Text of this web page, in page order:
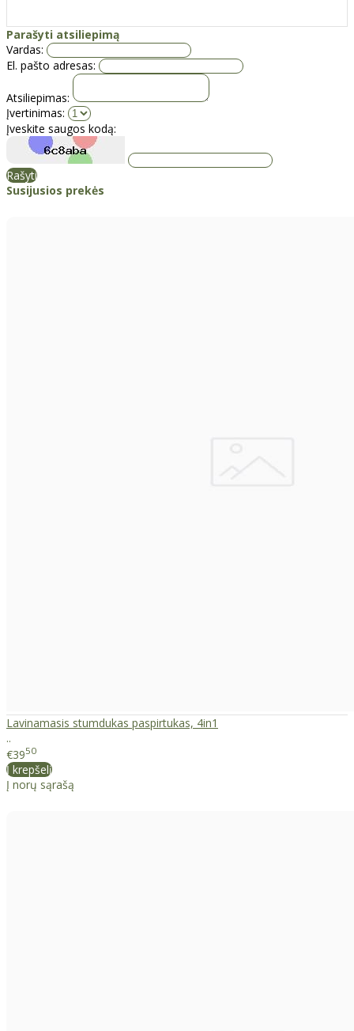
Parašyti atsiliepimą
Vardas:
El. pašto adresas:
Atsiliepimas:
Įvertinimas:
Įveskite saugos kodą:
Rašyti
Susijusios prekės
Lavinamasis stumdukas paspirtukas, 4in1
..
€3950
Į krepšelį
Į norų sąrašą